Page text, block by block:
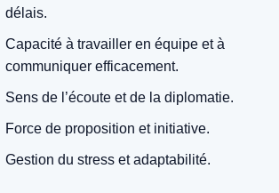
délais.
Capacité à travailler en équipe et à
communiquer efficacement.
Sens de l’écoute et de la diplomatie.
Force de proposition et initiative.
Gestion du stress et adaptabilité.